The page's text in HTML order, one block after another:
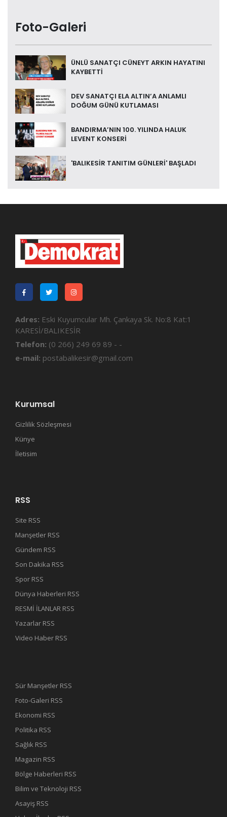
Foto-Galeri
ÜNLÜ SANATÇI CÜNEYT ARKIN HAYATINI
KAYBETTİ
DEV SANATÇI ELA ALTIN’A ANLAMLI
DOĞUM GÜNÜ KUTLAMASI
BANDIRMA’NIN 100. YILINDA HALUK
LEVENT KONSERİ
'BALIKESİR TANITIM GÜNLERİ' BAŞLADI
Adres: Eski Kuyumcular Mh. Çankaya Sk. No:8 Kat:1
KARESİ/BALIKESİR
Telefon: (0 266) 249 69 89 - -
e-mail: postabalikesir@gmail.com
Kurumsal
Gizlilik Sözleşmesi
Künye
İletisim
RSS
Site RSS
Manşetler RSS
Gündem RSS
Son Dakika RSS
Spor RSS
Dünya Haberleri RSS
RESMİ İLANLAR RSS
Yazarlar RSS
Video Haber RSS
Sür Manşetler RSS
Foto-Galeri RSS
Ekonomi RSS
Politika RSS
Sağlık RSS
Magazin RSS
Bölge Haberleri RSS
Bilim ve Teknoloji RSS
Asayiş RSS